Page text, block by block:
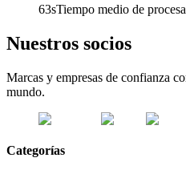
63sTiempo medio de
Nuestros socios
Marcas y empresas de confianza
mundo.
Categorías